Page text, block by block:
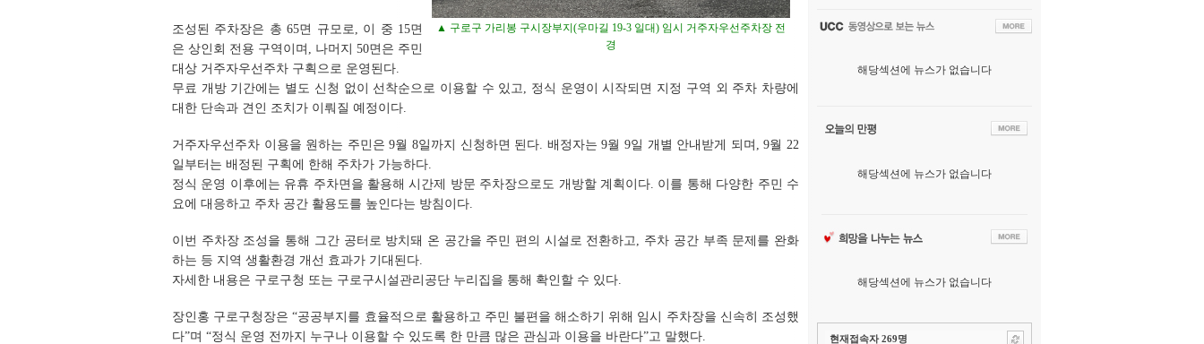
▲ 구로구 가리봉 구시장부지(우마길 19-3 일대) 임시 거주자우선주차장 전
경
조성된 주차장은 총 65면 규모로, 이 중 15면
은 상인회 전용 구역이며, 나머지 50면은 주민
대상 거주자우선주차 구획으로 운영된다.
무료 개방 기간에는 별도 신청 없이 선착순으로 이용할 수 있고, 정식 운영이 시작되면 지정 구역 외 주차 차량에
대한 단속과 견인 조치가 이뤄질 예정이다.
거주자우선주차 이용을 원하는 주민은 9월 8일까지 신청하면 된다. 배정자는 9월 9일 개별 안내받게 되며, 9월 22
일부터는 배정된 구획에 한해 주차가 가능하다.
정식 운영 이후에는 유휴 주차면을 활용해 시간제 방문 주차장으로도 개방할 계획이다. 이를 통해 다양한 주민 수
요에 대응하고 주차 공간 활용도를 높인다는 방침이다.
이번 주차장 조성을 통해 그간 공터로 방치돼 온 공간을 주민 편의 시설로 전환하고, 주차 공간 부족 문제를 완화
하는 등 지역 생활환경 개선 효과가 기대된다.
자세한 내용은 구로구청 또는 구로구시설관리공단 누리집을 통해 확인할 수 있다.
장인홍 구로구청장은 “공공부지를 효율적으로 활용하고 주민 불편을 해소하기 위해 임시 주차장을 신속히 조성했
다”며 “정식 운영 전까지 누구나 이용할 수 있도록 한 만큼 많은 관심과 이용을 바란다”고 말했다.
해당섹션에 뉴스가 없습니다
해당섹션에 뉴스가 없습니다
해당섹션에 뉴스가 없습니다
현재접속자 269명